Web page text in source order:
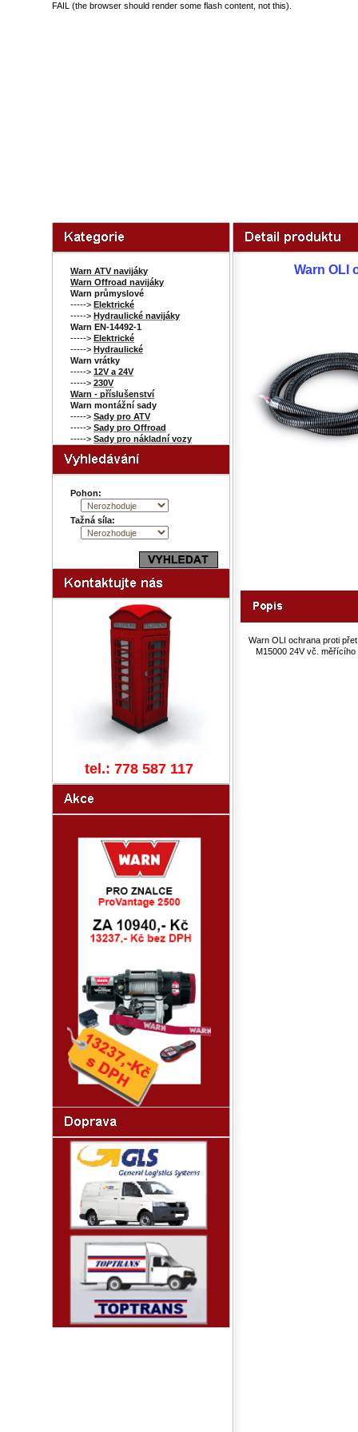
FAIL (the browser should render some flash content, not this).
Warn ATV navijáky
Warn Offroad navijáky
Warn průmyslové
-----> Elektrické
-----> Hydraulické navijáky
Warn EN-14492-1
-----> Elektrické
-----> Hydraulické
Warn vrátky
-----> 12V a 24V
-----> 230V
Warn - příslušenství
Warn montážní sady
-----> Sady pro ATV
-----> Sady pro Offroad
-----> Sady pro nákladní vozy
Pohon:
Tažná síla:
tel.: 778 587 117
Warn OLI
Warn OLI ochrana proti
M15000 24V vč. měřícího